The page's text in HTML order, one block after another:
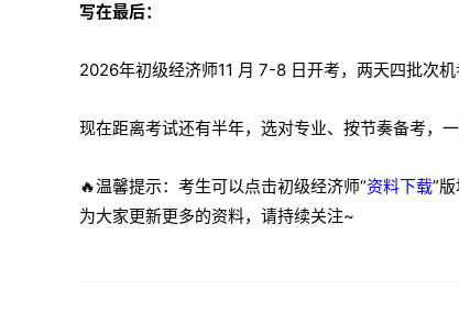
写在最后：
2026年初级经济师11 月 7-8 日开考，两天四批次
现在距离考试还有半年，选对专业、按节奏备考，
🔥温馨提示：考生可以点击初级经济师“资料下载”
为大家更新更多的资料，请持续关注~